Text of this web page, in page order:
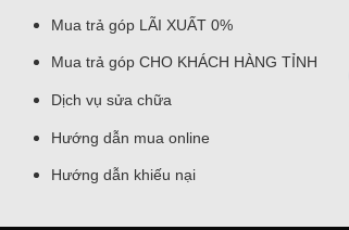
Mua trả góp LÃI XUẤT 0%
Mua trả góp CHO KHÁCH HÀNG TỈNH
Dịch vụ sửa chữa
Hướng dẫn mua online
Hướng dẫn khiếu nại